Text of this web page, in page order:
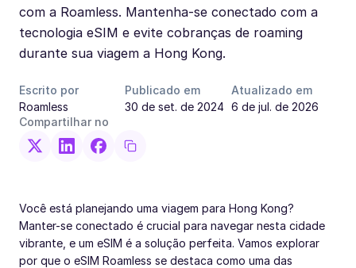
com a Roamless. Mantenha-se conectado com a
tecnologia eSIM e evite cobranças de roaming
durante sua viagem a Hong Kong.
Escrito por
Roamless
Publicado em
30 de set. de 2024
Atualizado em
6 de jul. de 2026
Compartilhar no
Você está planejando uma viagem para Hong Kong?
Manter-se conectado é crucial para navegar nesta cidade
vibrante, e um eSIM é a solução perfeita. Vamos explorar
por que o eSIM Roamless se destaca como uma das